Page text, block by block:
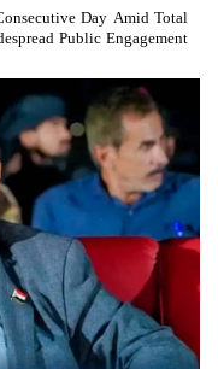
Day Amid Total
Public Engagement.